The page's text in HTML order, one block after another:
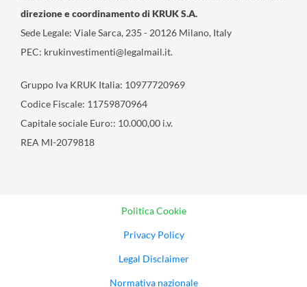
direzione e coordinamento di KRUK S.A.
Sede Legale: Viale Sarca, 235 - 20126 Milano, Italy
PEC: krukinvestimenti@legalmail.it.
Gruppo Iva KRUK Italia: 10977720969
Codice Fiscale: 11759870964
Capitale sociale Euro:: 10.000,00 i.v.
REA MI-2079818
Politica Cookie
Privacy Policy
Legal Disclaimer
Normativa nazionale